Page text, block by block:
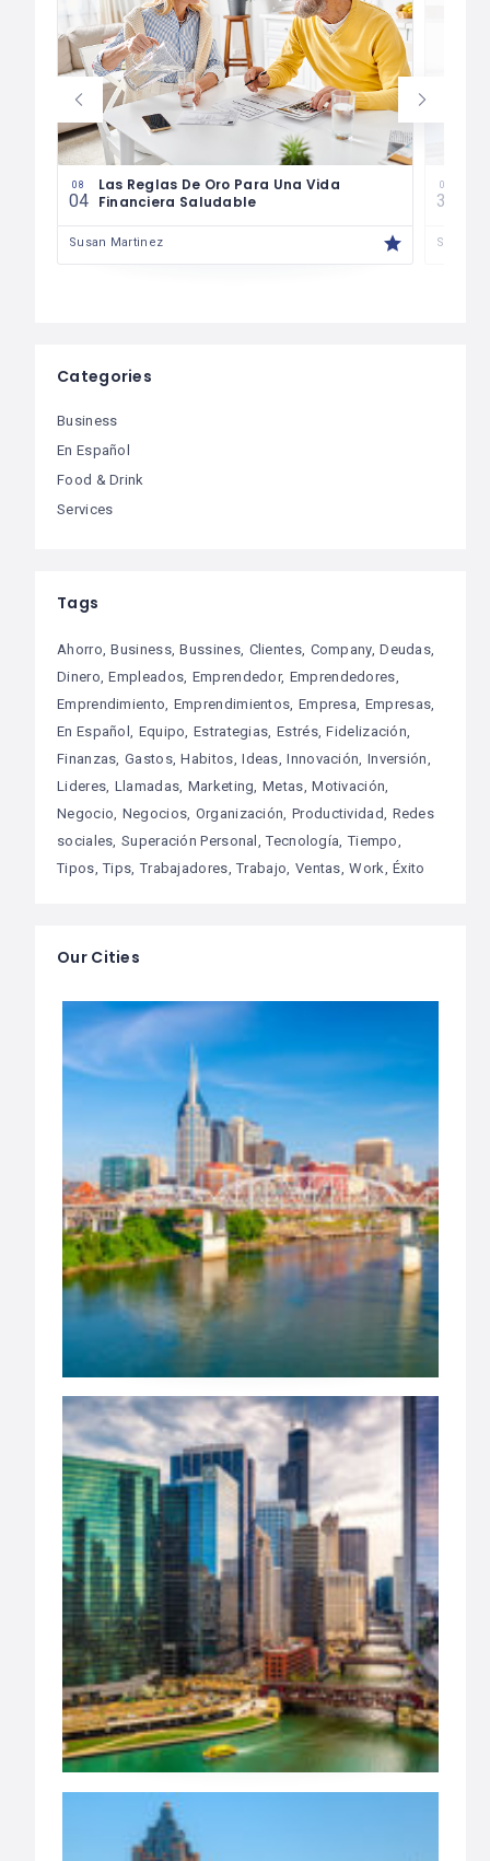
08
04
Las Reglas De Oro Para Una Vida
Financiera Saludable
Susan Martinez
07
30
Susan
Categories
Business
En Español
Food & Drink
Services
Tags
Ahorro Business Bussines Clientes Company Deudas
Dinero Empleados Emprendedor Emprendedores
Emprendimiento Emprendimientos Empresa Empresas
En Español Equipo Estrategias Estrés Fidelización
Finanzas Gastos Habitos Ideas Innovación Inversión
Lideres Llamadas Marketing Metas Motivación
Negocio Negocios Organización Productividad Redes
sociales Superación Personal Tecnología Tiempo
Tipos Tips Trabajadores Trabajo Ventas Work Éxito
Our Cities